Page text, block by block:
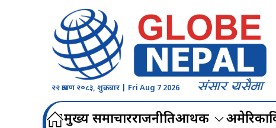
२२ श्रावण २०८३, शुक्रबार | Fri Aug 7 2026
मुख्य समाचारराजनीतिआर्थिक अमेरिका